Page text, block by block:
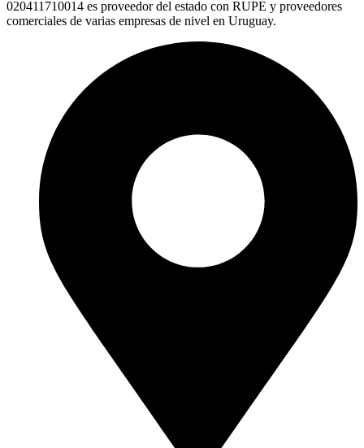
020411710014 es proveedor del estado con RUPE y proveedores
comerciales de varias empresas de nivel en Uruguay.